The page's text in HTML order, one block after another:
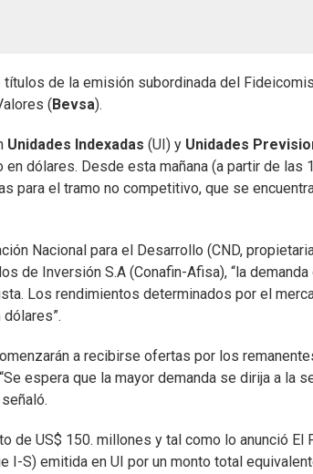
de la emisión subordinada del
( Bevsa).
Unidades Indexadas (UI) y Unidades
dólares. Desde esta mañana (a partir de las
para el tramo no competitivo, que se
Nacional para el Desarrollo (CND,
de Inversión S.A (Conafin-Afisa), “la
Los rendimientos determinados por el
dólares”.
a recibirse ofertas por los
espera que la mayor demanda se dirija a la
de US$ 150. millones y tal como lo anunció El
S) emitida en UI por un monto total